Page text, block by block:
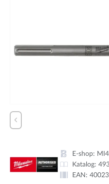
E-shop:
Katalog:
EAN: